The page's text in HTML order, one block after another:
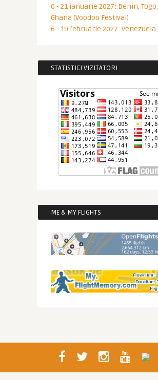
6 - 21 ianuarie 2027: Benin, Togo,
Ghana (Voodoo Festival)
6 - 19 februarie 2027: Venezuela
STATISTICI VIZITATORI
ME & MY FLIGHTS